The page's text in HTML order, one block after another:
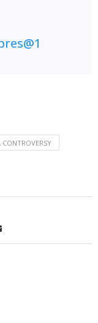
CONTROVERSY